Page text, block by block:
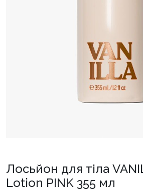
Лосьйон для тіла
Lotion PINK 355 мл